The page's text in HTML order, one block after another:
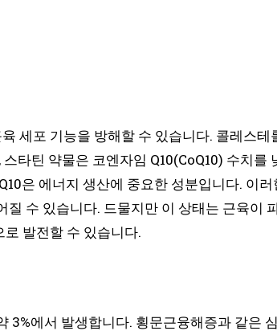
세포 기능을 방해할 수 있습니다. 콜레스테
타틴 약물은 코엔자임 Q10(CoQ10) 수치를
은 에너지 생산에 중요한 성분입니다. 이
수 있습니다. 드물지만 이 상태는 근육이
발전할 수 있습니다.
3%에서 발생합니다. 횡문근융해증과 같은